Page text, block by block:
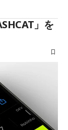
」を